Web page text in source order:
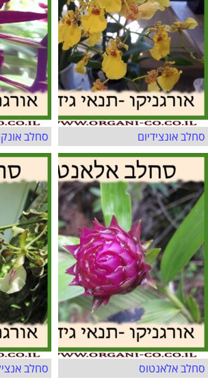
סחלב אונצידיום סחלב
סחלב אלאנטוס סחלב